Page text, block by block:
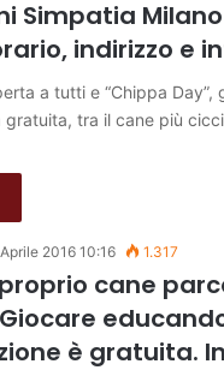
Simpatia
indirizzo e
a tutti e “Chippa Day”,
tra il cane più
2016 10:16 1.317
cane
è gratuita.